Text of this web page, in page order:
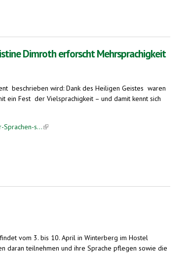
Dimroth erforscht Mehrsprachigkeit
beschrieben wird: Dank des Heiligen Geistes waren
ein Fest der Vielsprachigkeit – und damit kennt sich
s...(link is external)
vom 3. bis 10. April in Winterberg im Hostel
daran teilnehmen und ihre Sprache pflegen sowie die